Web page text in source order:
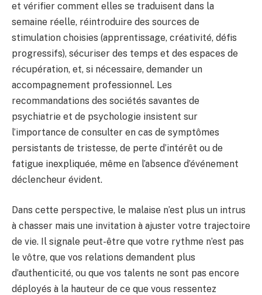
et vérifier comment elles se traduisent dans la
semaine réelle, réintroduire des sources de
stimulation choisies (apprentissage, créativité, défis
progressifs), sécuriser des temps et des espaces de
récupération, et, si nécessaire, demander un
accompagnement professionnel. Les
recommandations des sociétés savantes de
psychiatrie et de psychologie insistent sur
l’importance de consulter en cas de symptômes
persistants de tristesse, de perte d’intérêt ou de
fatigue inexpliquée, même en l’absence d’événement
déclencheur évident.
Dans cette perspective, le malaise n’est plus un intrus
à chasser mais une invitation à ajuster votre trajectoire
de vie. Il signale peut-être que votre rythme n’est pas
le vôtre, que vos relations demandent plus
d’authenticité, ou que vos talents ne sont pas encore
déployés à la hauteur de ce que vous ressentez